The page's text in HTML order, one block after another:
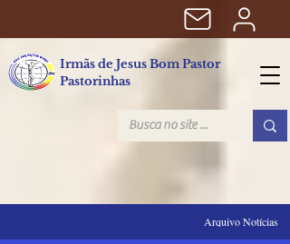
Irmãs de Jesus Bom Pastor
Pastorinhas
Arquivo Notícias